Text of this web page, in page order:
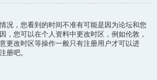
况，您看到的时间不准有可能是因为论坛和您
，您可以在个人资料中更改时区，例如伦敦，
更改时区等操作一般只有注册用户才可以进
册吧。